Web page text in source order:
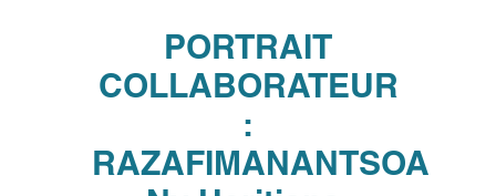
PORTRAIT
COLLABORATEUR
:
RAZAFIMANANTSOA